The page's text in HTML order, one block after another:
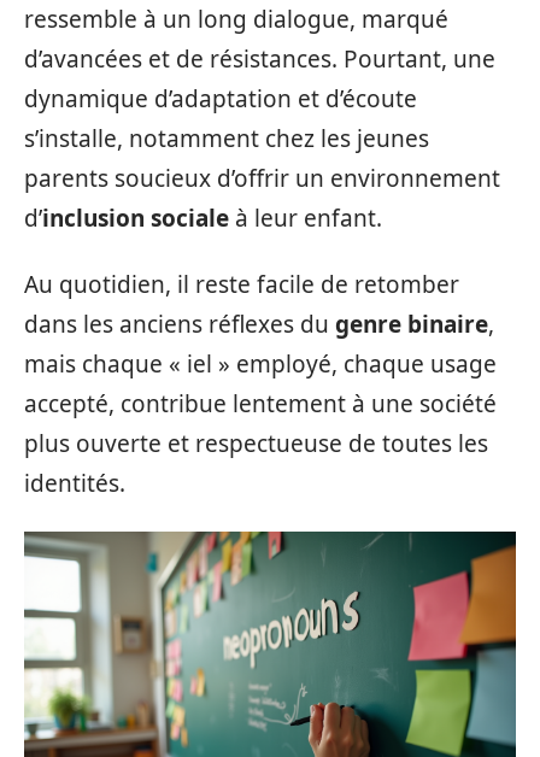
ressemble à un long dialogue, marqué
d’avancées et de résistances. Pourtant, une
dynamique d’adaptation et d’écoute
s’installe, notamment chez les jeunes
parents soucieux d’offrir un environnement
d’inclusion sociale à leur enfant.
Au quotidien, il reste facile de retomber
dans les anciens réflexes du genre binaire,
mais chaque « iel » employé, chaque usage
accepté, contribue lentement à une société
plus ouverte et respectueuse de toutes les
identités.